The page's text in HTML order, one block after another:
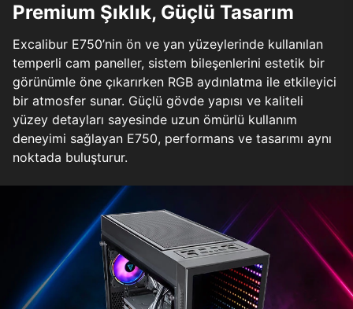
Premium Şıklık, Güçlü Tasarım
Excalibur E750’nin ön ve yan yüzeylerinde kullanılan
temperli cam paneller, sistem bileşenlerini estetik bir
görünümle öne çıkarırken RGB aydınlatma ile etkileyici
bir atmosfer sunar. Güçlü gövde yapısı ve kaliteli
yüzey detayları sayesinde uzun ömürlü kullanım
deneyimi sağlayan E750, performans ve tasarımı aynı
noktada buluşturur.